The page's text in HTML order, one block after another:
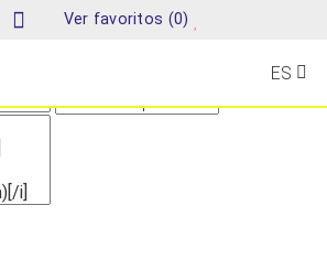
Ver favoritos (0)
ES